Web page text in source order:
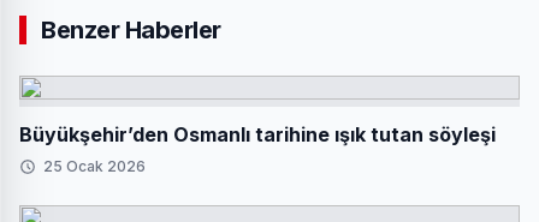
Benzer Haberler
Büyükşehir’den Osmanlı tarihine ışık tutan söyleşi
25 Ocak 2026